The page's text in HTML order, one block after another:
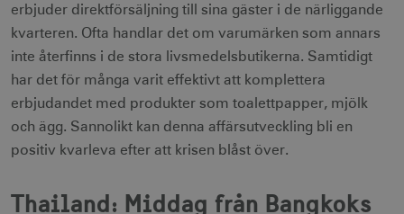
erbjuder direktförsäljning till sina gäster i de närliggande
kvarteren. Ofta handlar det om varumärken som annars
inte återfinns i de stora livsmedelsbutikerna. Samtidigt
har det för många varit effektivt att komplettera
erbjudandet med produkter som toalettpapper, mjölk
och ägg. Sannolikt kan denna affärsutveckling bli en
positiv kvarleva efter att krisen blåst över.
Thailand: Middag från Bangkoks